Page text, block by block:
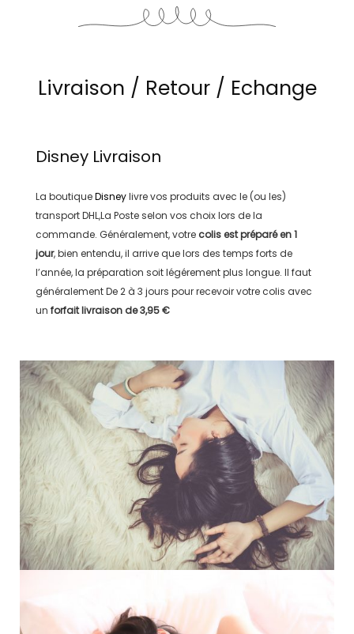
Livraison / Retour / Echange
DisneyLivraison
La boutiqueDisneylivre vos produits avec le (ou les)
transportDHL,La Posteselon vos choix lors de la
commande. Généralement, votre colis est préparé en1
jour, bien entendu, il arrive que lors des temps forts de
l’année, la préparation soit légérement plus longue. Il faut
généralementDe 2 à 3 jours pour recevoir votre colis avec
un forfait livraison de3,95 €